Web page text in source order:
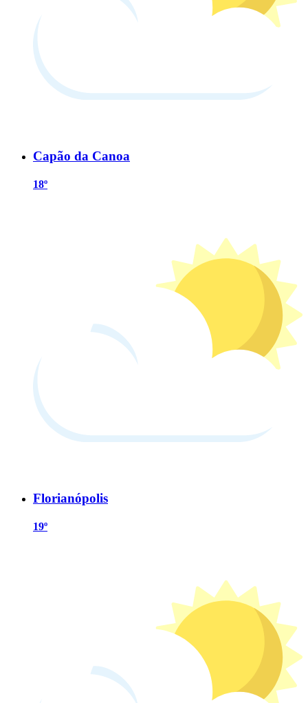
Capão da Canoa
18º
Florianópolis
19º